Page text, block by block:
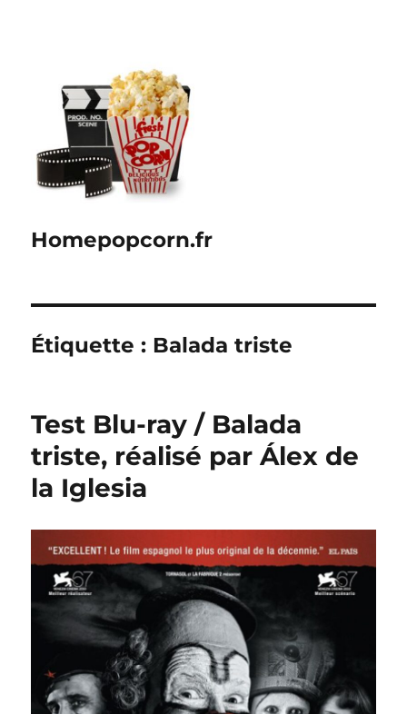
Homepopcorn.fr
Étiquette : Balada triste
Test Blu-ray / Balada
triste, réalisé par Álex de
la Iglesia